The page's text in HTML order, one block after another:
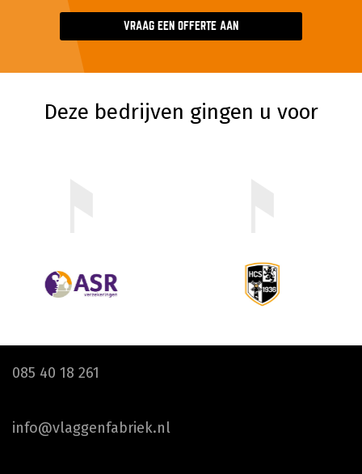
VRAAG EEN OFFERTE AAN
Deze bedrijven gingen u voor
085 40 18 261
info@vlaggenfabriek.nl